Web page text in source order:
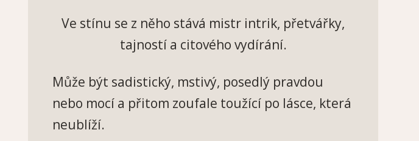
Ve stínu se z něho stává mistr intrik, přetvářky,
tajností a citového vydírání.
Může být sadistický, mstivý, posedlý pravdou
nebo mocí a přitom zoufale toužící po lásce, která
neublíží.